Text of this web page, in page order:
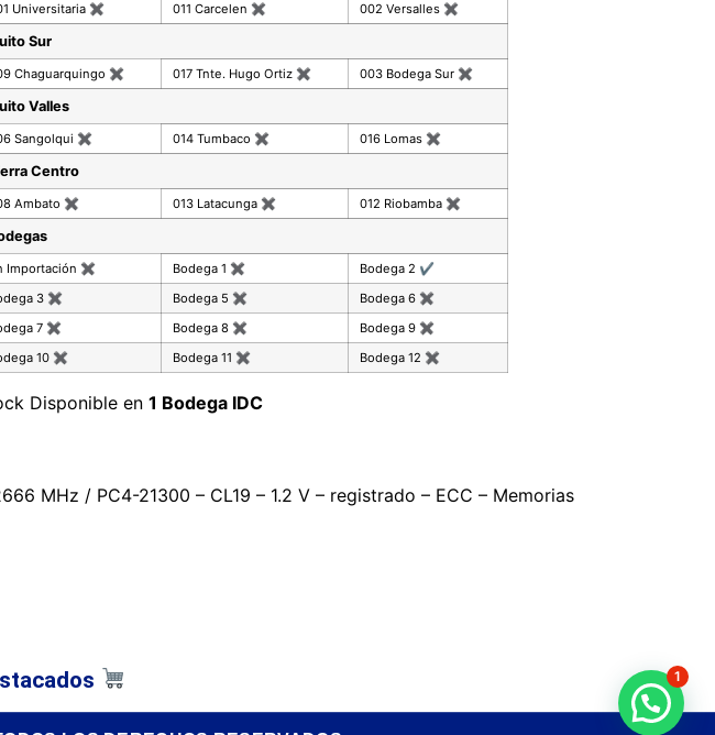
Universitaria ✖ 011 Carcelen ✖ 002 Versalles ✖
Sur
Chaguarquingo ✖ 017 Tnte. Hugo Ortiz ✖ 003 Bodega Sur ✖
Valles
Sangolqui ✖ 014 Tumbaco ✖ 016 Lomas ✖
Centro
Ambato ✖ 013 Latacunga ✖ 012 Riobamba ✖
Importación ✖ Bodega 1 ✖ Bodega 2 ✔
3 ✖ Bodega 5 ✖ Bodega 6 ✖
7 ✖ Bodega 8 ✖ Bodega 9 ✖
10 ✖ Bodega 11 ✖ Bodega 12 ✖
Disponible en 1 Bodega IDC
MHz / PC4-21300 – CL19 – 1.2 V – registrado – ECC – Memorias
1